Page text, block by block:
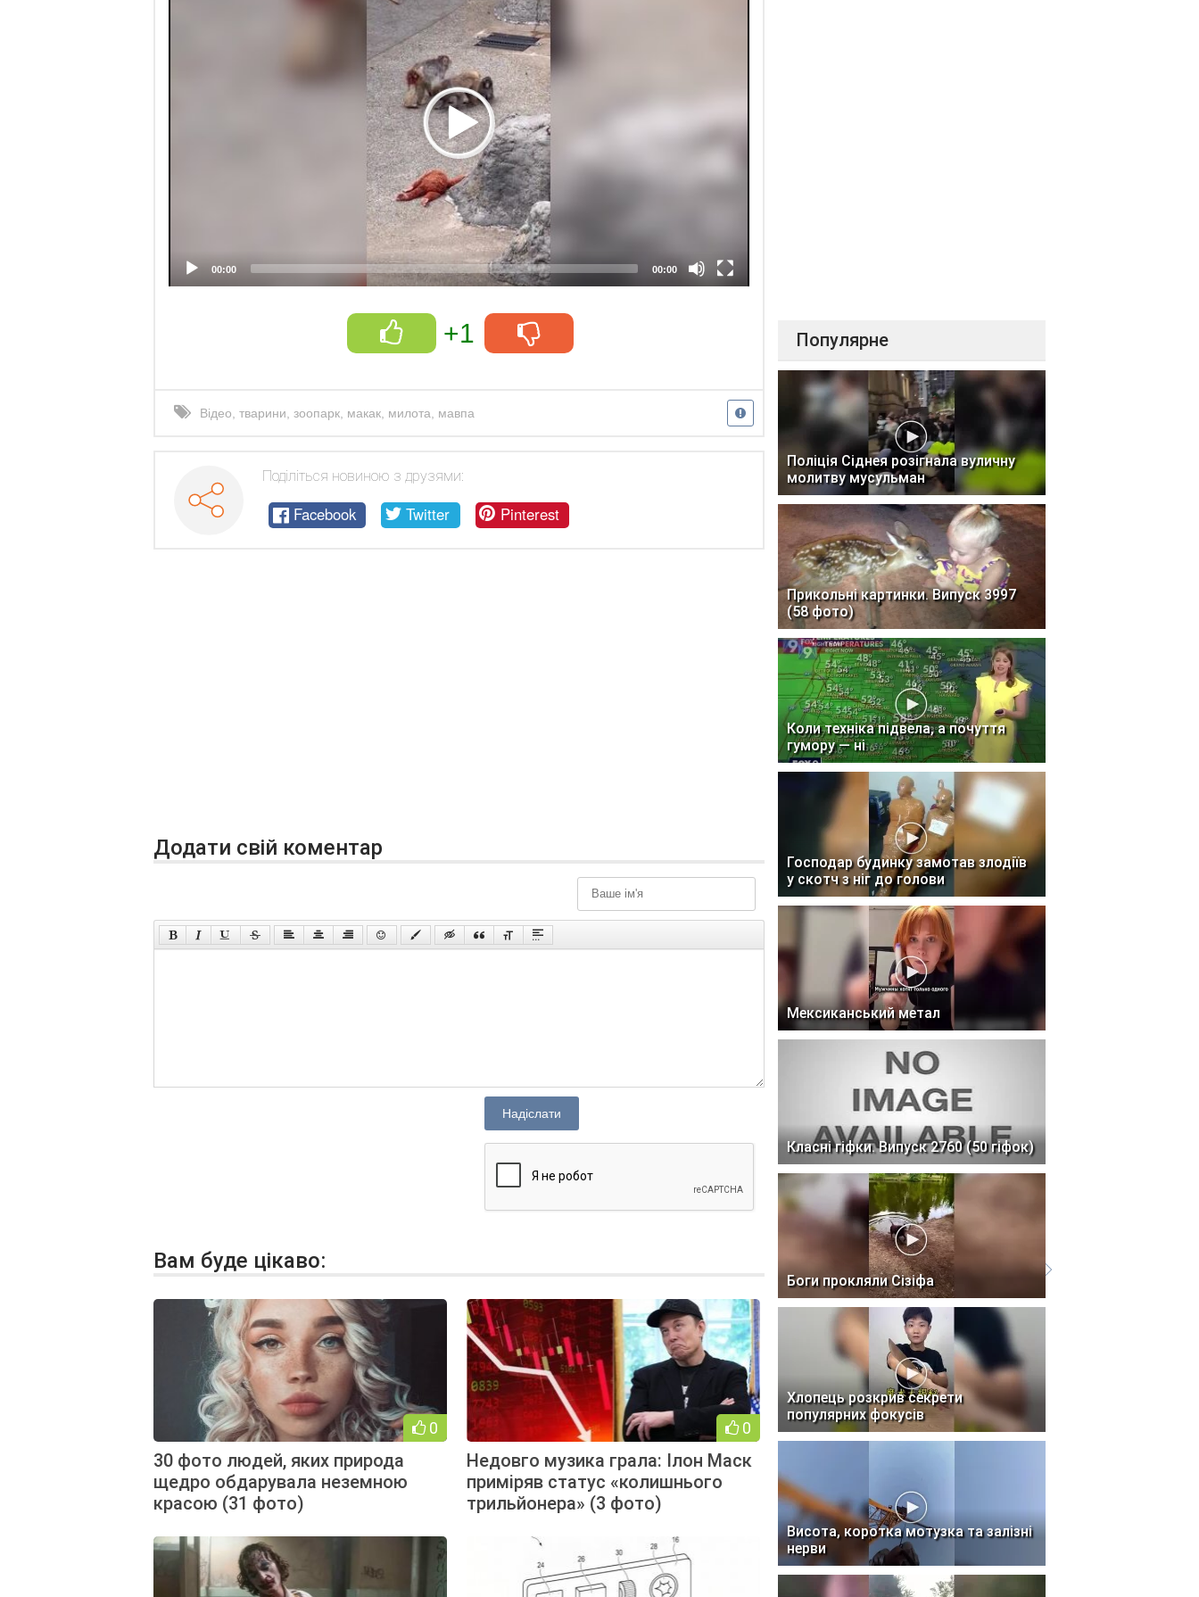
00:00 00:00
+1
Відео тварини зоопарк макак милота мавпа
Поділіться новиною з друзями:
Facebook Twitter Pinterest
Додати свій коментар
Надіслати
Вам буде цікаво:
0
30 фото людей, яких природа
щедро обдарувала неземною
красою (31 фото)
0
Недовго музика грала: Ілон Маск
приміряв статус «колишнього
трильйонера» (3 фото)
Популярне
Поліція Сіднея розігнала вуличну
молитву мусульман
Прикольні картинки. Випуск 3997
(58 фото)
Коли техніка підвела, а почуття
гумору — ні
Господар будинку замотав злодіїв
у скотч з ніг до голови
Мексиканський метал
Класні гіфки. Випуск 2760 (50 гіфок)
Боги прокляли Сізіфа
Хлопець розкрив секрети
популярних фокусів
Висота, коротка мотузка та залізні
нерви